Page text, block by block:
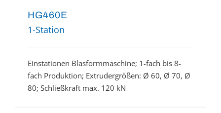
HG460E
1-Station
Einstationen Blasformmaschine; 1-fach bis 8-
fach Produktion; Extrudergrößen: Ø 60, Ø 70, Ø
80; Schließkraft max. 120 kN